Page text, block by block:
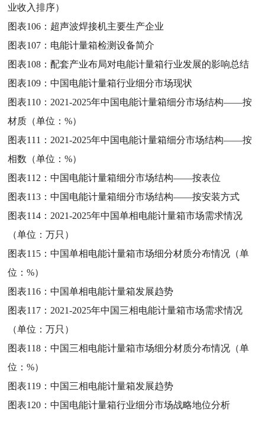
业收入排序）
图表106： 超声波焊接机主要生产企业
图表107： 电能计量箱检测设备简介
图表108：配套产业布局对电能计量箱行业发展的影响总结
图表109：中国电能计量箱行业细分市场现状
图表110： 2021-2025年中国电能计量箱细分市场结构——按
材质（单位：%）
图表111： 2021-2025年中国电能计量箱细分市场结构——按
相数（单位：%）
图表112：中国电能计量箱细分市场结构——按表位
图表113：中国电能计量箱细分市场结构——按安装方式
图表114： 2021-2025年中国单相电能计量箱市场需求情况
（单位：万只）
图表115：中国单相电能计量箱市场细分材质分布情况（单
位：%）
图表116：中国单相电能计量箱发展趋势
图表117： 2021-2025年中国三相电能计量箱市场需求情况
（单位：万只）
图表118：中国三相电能计量箱市场细分材质分布情况（单
位：%）
图表119：中国三相电能计量箱发展趋势
图表120：中国电能计量箱行业细分市场战略地位分析